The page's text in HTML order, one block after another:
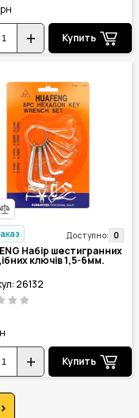
Купить
Доступно: 0
Набір шестигранних
ключів 1,5-6мм.
26132
Купить